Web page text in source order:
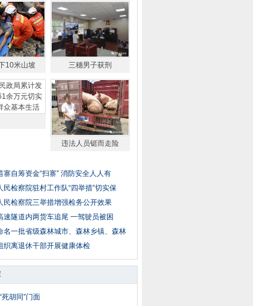
10米山坡 三穗男子获刑
违法人员铤而走险
寨自筹资金“扫寨” 消防安全人人有
民检察院驻村工作队“四举措”切实保
民检察院三举措增强检务公开效果
速隧道内两货车追尾 一驾驶员被困
名一批省级森林城市、森林乡镇、森林
织离退休干部开展健康体检
死胡同”门面